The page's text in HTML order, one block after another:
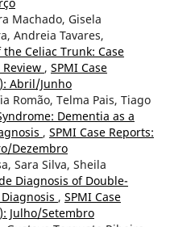
Machado, Gisela
Andreia Tavares,
Celiac Trunk: Case
, SPMI Case
Abril/Junho
Romão, Telma Pais, Tiago
Dementia as a
, SPMI Case Reports:
Dezembro
Sara Silva, Sheila
Diagnosis of Double-
, SPMI Case
Julho/Setembro